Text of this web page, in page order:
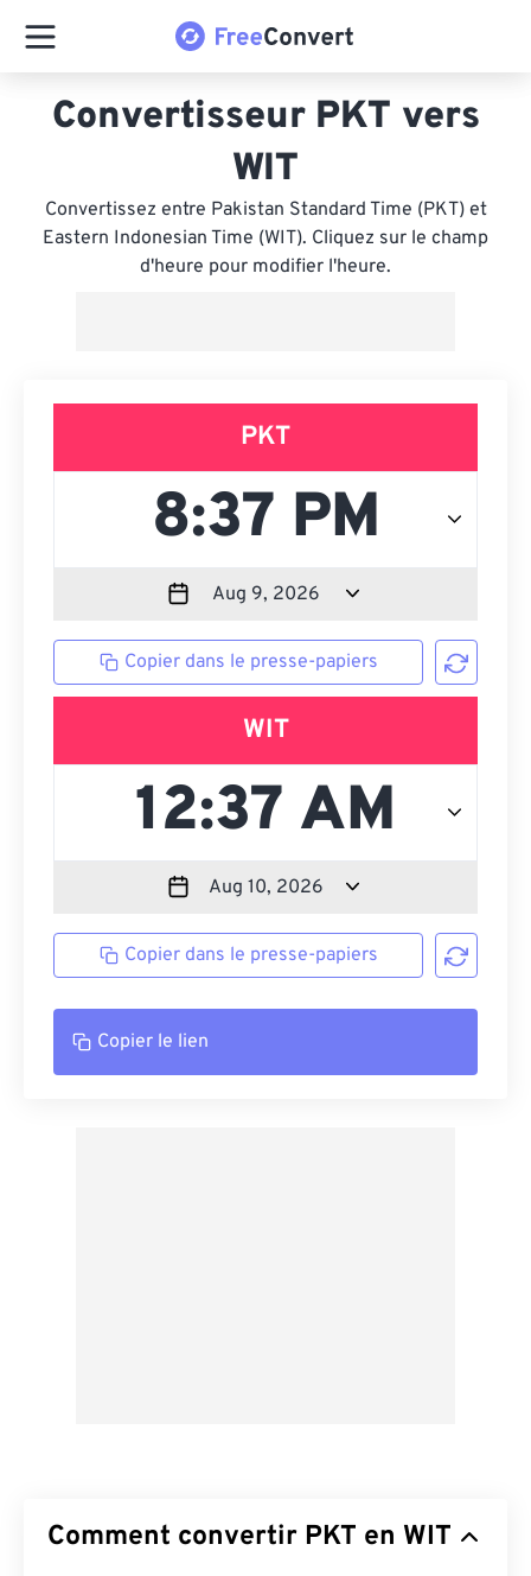
Convertisseur PKT vers
WIT
Convertissez entre Pakistan Standard Time (PKT) et
Eastern Indonesian Time (WIT). Cliquez sur le champ
d'heure pour modifier l'heure.
PKT
Copier dans le presse-papiers
WIT
Copier dans le presse-papiers
Copier le lien
Comment convertir PKT en WIT